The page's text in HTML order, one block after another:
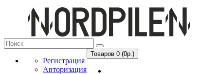
Регистрация
Авторизация
Товаров 0 (0р.)